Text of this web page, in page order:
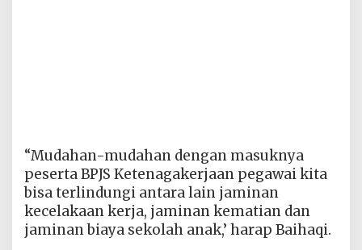
“Mudahan-mudahan dengan masuknya
peserta BPJS Ketenagakerjaan pegawai kita
bisa terlindungi antara lain jaminan
kecelakaan kerja, jaminan kematian dan
jaminan biaya sekolah anak,’ harap Baihaqi.